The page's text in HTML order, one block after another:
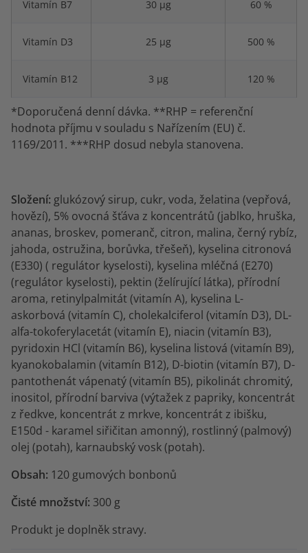
Vitamín B7 30 μg 60 %
Vitamín D3 25 μg 500 %
Vitamín B12 3 μg 120 %
*Doporučená denní dávka. **RHP = referenční
hodnota příjmu v souladu s Nařízením (EU) č.
1169/2011. ***RHP dosud nebyla stanovena.
Složení: glukózový sirup, cukr, voda, želatina (vepřová,
hovězí), 5% ovocná šťáva z koncentrátů (jablko, hruška,
ananas, broskev, pomeranč, citron, malina, černý rybíz,
jahoda, ostružina, borůvka, třešeň), kyselina citronová
(E330) ( regulátor kyselosti), kyselina mléčná (E270)
(regulátor kyselosti), pektin (želírující látka), přírodní
aroma, retinylpalmitát (vitamín A), kyselina L-
askorbová (vitamín C), cholekalciferol (vitamín D3), DL-
alfa-tokoferylacetát (vitamín E), niacin (vitamín B3),
pyridoxin HCl (vitamín B6), kyselina listová (vitamín B9),
kyanokobalamin (vitamín B12), D-biotin (vitamín B7), D-
pantothenát vápenatý (vitamín B5), pikolinát chromitý,
inositol, přírodní barviva (výtažek z papriky, koncentrát
z ředkve, koncentrát z mrkve, koncentrát z ibišku,
E150d - karamel siřičitan amonný), rostlinný (palmový)
olej (potah), karnaubský vosk (potah).
Obsah: 120 gumových bonbonů
Čisté množství: 300 g
Produkt je doplněk stravy.